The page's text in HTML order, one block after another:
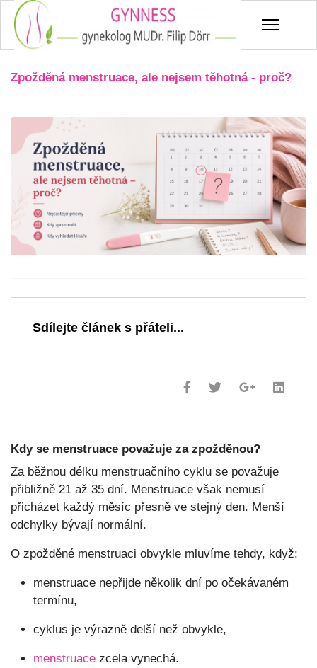
Zpožděná menstruace, ale nejsem těhotná - proč?
Sdílejte článek s přáteli...
Kdy se menstruace považuje za zpožděnou?
Za běžnou délku menstruačního cyklu se považuje
přibližně 21 až 35 dní. Menstruace však nemusí
přicházet každý měsíc přesně ve stejný den. Menší
odchylky bývají normální.
O zpožděné menstruaci obvykle mluvíme tehdy, když:
menstruace nepřijde několik dní po očekávaném
termínu,
cyklus je výrazně delší než obvykle,
menstruace zcela vynechá.